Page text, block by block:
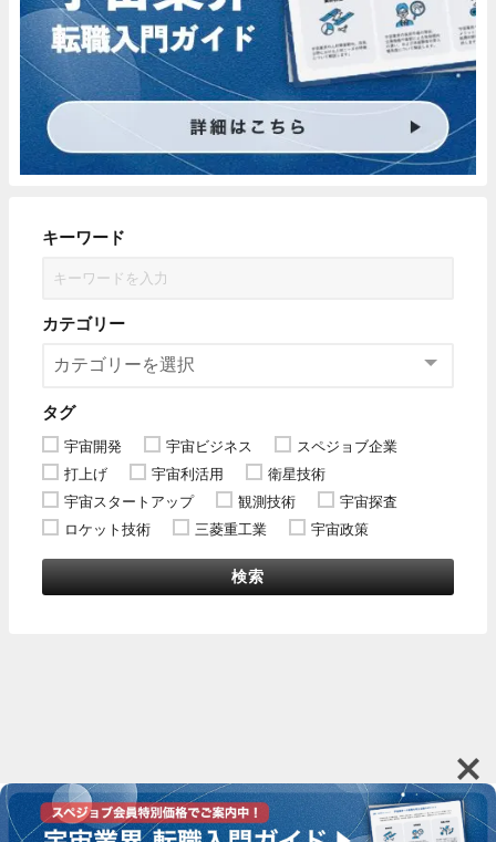
キーワード
カテゴリー
タグ
宇宙開発 宇宙ビジネス
スペジョブ企業
打上げ
宇宙利活用
衛星技術
宇宙スタートアップ
観測技術
宇宙探査
ロケット技術
三菱重工業 宇宙政策
検索